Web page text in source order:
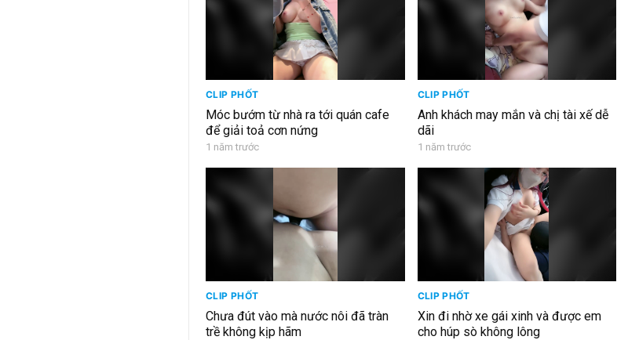
CLIP PHỐT
Móc bướm từ nhà ra tới quán cafe
để giải toả cơn nứng
1 năm trước
CLIP PHỐT
Anh khách may mắn và chị tài xế dễ
dãi
1 năm trước
CLIP PHỐT
Chưa đút vào mà nước nôi đã tràn
trề không kịp hãm
CLIP PHỐT
Xin đi nhờ xe gái xinh và được em
cho húp sò không lông